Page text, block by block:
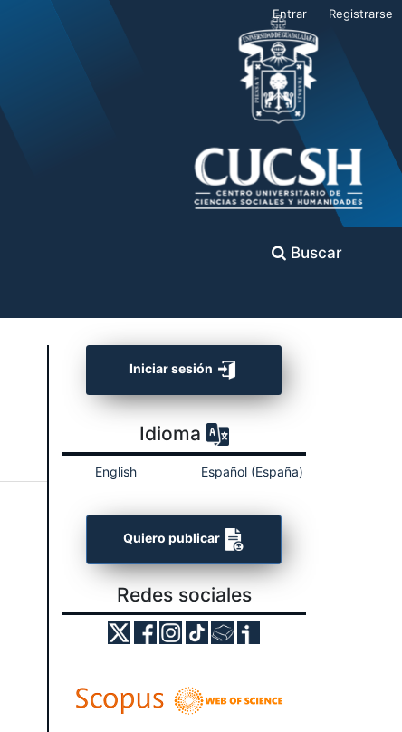
Buscar
Entrar Registrarse
Iniciar sesión
Idioma
English Español (España)
Quiero publicar
Redes sociales